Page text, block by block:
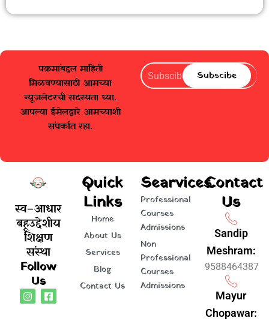
पक्रमांबद्दल माहिती
मिळवण्यासाठी आमच्या
न्यूजलेटरची सदस्यता घ्या.
आपल्या ईमेलद्वारे आमच्याशी
संपर्कात रहा.
Subscibe Subscibe
स्व–आधार
बहूउद्देशीय
शिक्षण
संस्था
Follow
Us
I
n
F
a
Quick
Links
Home
About Us
Services
Blog
Contact Us
Searvices
Professional
Courses
Admissions
Non
Professional
Courses
Admissions
Contact
Us
Sandip
Meshram:
9588464387
Mayur
Chopawar: